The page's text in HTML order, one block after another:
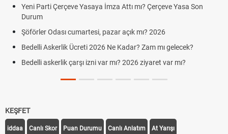
Yeni Parti Çerçeve Yasaya İmza Attı mı? Çerçeve Yasa Son
Durum
Şöförler Odası cumartesi, pazar açık mı? 2026
Bedelli Askerlik Ücreti 2026 Ne Kadar? Zam mı gelecek?
Bedelli askerlik çarşı izni var mı? 2026 ziyaret var mı?
KEŞFET
iddaa Canlı Skor Puan Durumu Canlı Anlatım At Yarışı